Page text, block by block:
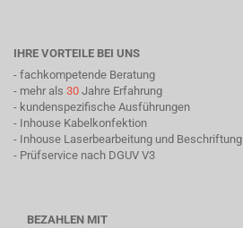
IHRE VORTEILE BEI UNS
- fachkompetende Beratung
- mehr als 30 Jahre Erfahrung
- kundenspezifische Ausführungen
- Inhouse Kabelkonfektion
- Inhouse Laserbearbeitung und Beschriftung
- Prüfservice nach DGUV V3
BEZAHLEN MIT